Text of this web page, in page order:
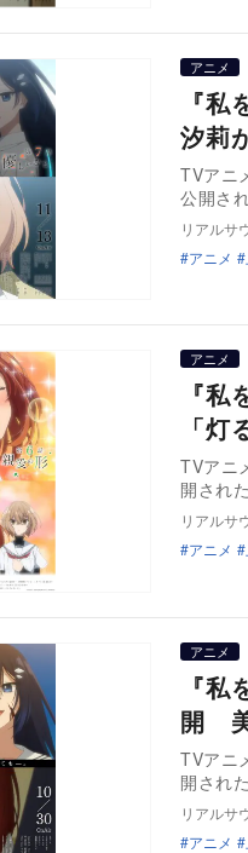
アニメ
『
汐莉
TVアニ
公開さ
リアルサ
アニメ
アニメ
『
「
TVアニ
開され
リアルサ
アニメ
アニメ
『
開
TVアニ
開され
リアルサ
アニメ